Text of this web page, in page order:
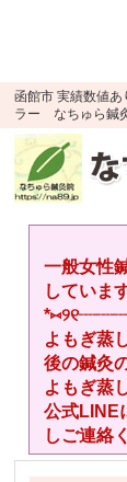
函館市 実績数値
ラー なちゅら鍼
一般女性
していま
よもぎ蒸
後の鍼灸
よもぎ蒸
公式LINE
しご連絡